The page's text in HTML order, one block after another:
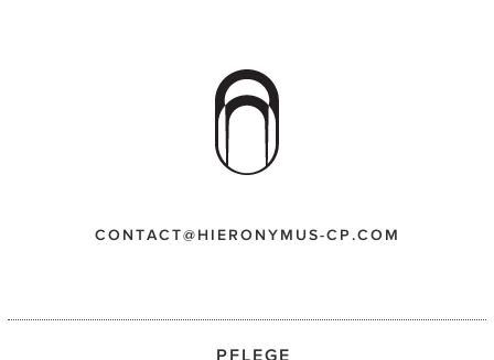
CONTACT@HIERONYMUS-CP.COM
PFLEGE